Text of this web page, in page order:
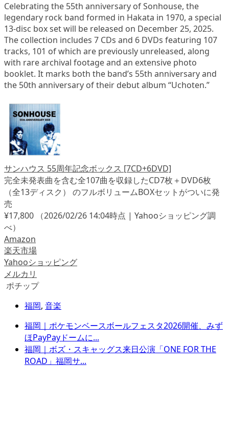
Celebrating the 55th anniversary of Sonhouse, the
legendary rock band formed in Hakata in 1970, a special
13-disc box set will be released on December 25, 2025.
The collection includes 7 CDs and 6 DVDs featuring 107
tracks, 101 of which are previously unreleased, along
with rare archival footage and an extensive photo
booklet. It marks both the band’s 55th anniversary and
the 50th anniversary of their debut album “Uchoten.”
サンハウス 55周年記念ボックス [7CD+6DVD]
完全未発表曲を含む全107曲を収録したCD7枚＋DVD6枚
（全13ディスク） のフルボリュームBOXセットがついに発
売
¥17,800
（2026/02/26 14:04時点 | Yahooショッピング調
べ）
Amazon
楽天市場
Yahooショッピング
メルカリ
ポチップ
福岡, 音楽
福岡｜ポケモンベースボールフェスタ2026開催、みず
ほPayPayドームに...
福岡｜ボズ・スキャッグス来日公演「ONE FOR THE
ROAD」福岡サ...